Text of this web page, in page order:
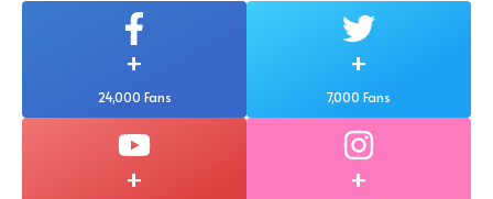
+
24,000 Fans
+
7,000 Fans
+ +